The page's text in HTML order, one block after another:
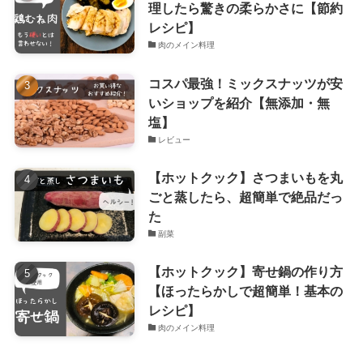
理したら驚きの柔らかさに【節約
レシピ】
肉のメイン料理
コスパ最強！ミックスナッツが安
いショップを紹介【無添加・無
塩】
レビュー
【ホットクック】さつまいもを丸
ごと蒸したら、超簡単で絶品だっ
た
副菜
【ホットクック】寄せ鍋の作り方
【ほったらかしで超簡単！基本の
レシピ】
肉のメイン料理